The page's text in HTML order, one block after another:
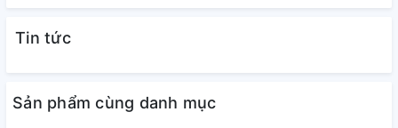
Tin tức
Sản phẩm cùng danh mục